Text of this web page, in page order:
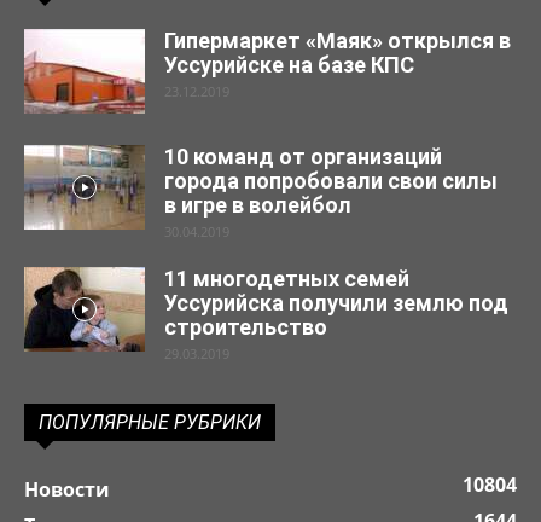
Гипермаркет «Маяк» открылся в
Уссурийске на базе КПС
23.12.2019
10 команд от организаций
города попробовали свои силы
в игре в волейбол
30.04.2019
11 многодетных семей
Уссурийска получили землю под
строительство
29.03.2019
ПОПУЛЯРНЫЕ РУБРИКИ
Новости
10804